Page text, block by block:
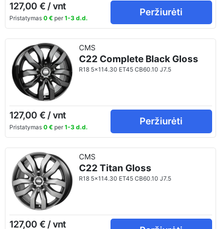
127,00 € / vnt
Pristatymas 0 €per 1-3 d.d.
Peržiurėti
CMS
C22 Complete Black Gloss
R18 5x114.30 ET45 CB60.10 J7.5
127,00 € / vnt
Pristatymas 0 €per 1-3 d.d.
Peržiurėti
CMS
C22 Titan Gloss
R18 5x114.30 ET45 CB60.10 J7.5
127,00 € / vnt